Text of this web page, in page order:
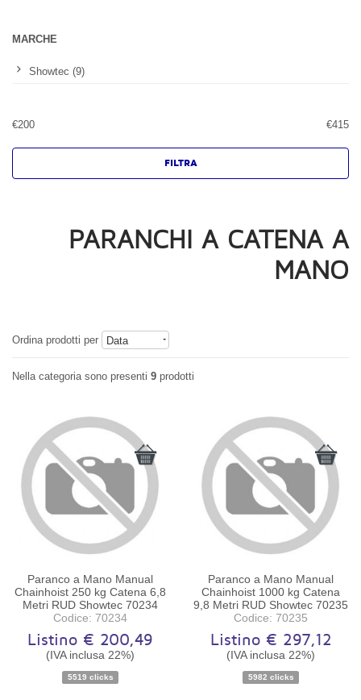
MARCHE
Showtec (9)
€200 €415
PARANCHI A CATENA A
MANO
Ordina prodotti per Data
Nella categoria sono presenti 9 prodotti
Disponibilità:Ordinabile
Paranco a Mano Manual
Chainhoist 250 kg Catena 6,8
Metri RUD Showtec 70234
Codice: 70234
Listino € 200,49
(IVA inclusa 22%)
5519 clicks
Disponibilità:Ordinabile
Paranco a Mano Manual
Chainhoist 1000 kg Catena
9,8 Metri RUD Showtec 70235
Codice: 70235
Listino € 297,12
(IVA inclusa 22%)
5982 clicks